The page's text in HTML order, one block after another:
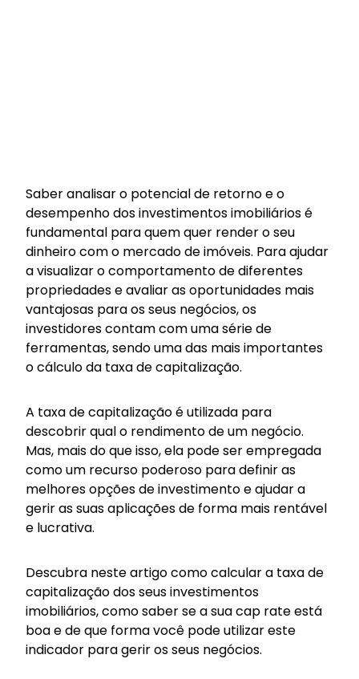
Saber analisar o potencial de retorno e o
desempenho dos investimentos imobiliários é
fundamental para quem quer render o seu
dinheiro com o mercado de imóveis. Para ajudar
a visualizar o comportamento de diferentes
propriedades e avaliar as oportunidades mais
vantajosas para os seus negócios, os
investidores contam com uma série de
ferramentas, sendo uma das mais importantes
o cálculo da taxa de capitalização.
A taxa de capitalização é utilizada para
descobrir qual o rendimento de um negócio.
Mas, mais do que isso, ela pode ser empregada
como um recurso poderoso para definir as
melhores opções de investimento e ajudar a
gerir as suas aplicações de forma mais rentável
e lucrativa.
Descubra neste artigo como calcular a taxa de
capitalização dos seus investimentos
imobiliários, como saber se a sua cap rate está
boa e de que forma você pode utilizar este
indicador para gerir os seus negócios.